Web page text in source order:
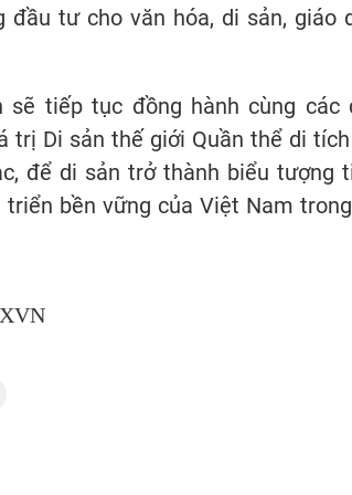
tư cho văn hóa, di sản, giáo
sẽ tiếp tục đồng hành cùng các
trị Di sản thế giới Quần thể di
để di sản trở thành biểu tượng
bền vững của Việt Nam